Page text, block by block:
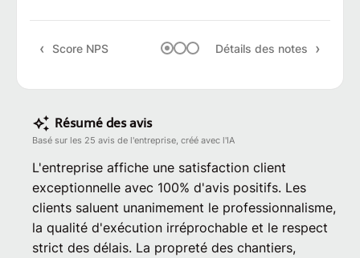
Score NPS Détails des notes
Résumé des avis
Basé sur les 25 avis de l'entreprise, créé avec l'IA
L'entreprise affiche une satisfaction client
exceptionnelle avec 100% d'avis positifs. Les
clients saluent unanimement le professionnalisme,
la qualité d'exécution irréprochable et le respect
strict des délais. La propreté des chantiers,